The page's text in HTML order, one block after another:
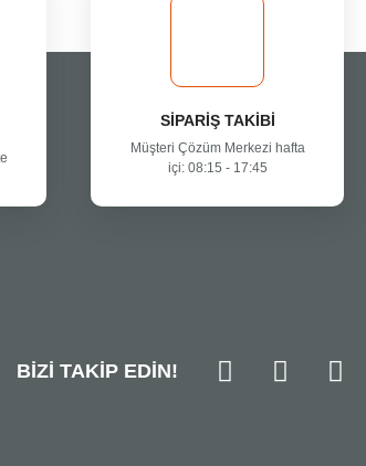
SİPARİŞ TAKİBİ
Müşteri Çözüm Merkezi hafta
içi: 08:15 - 17:45
BİZİ TAKİP EDİN!